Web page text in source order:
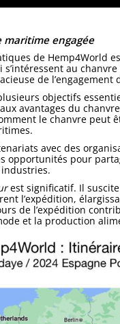
maritime engagée
de Hemp4World
s’intéressent au
de
objectifs
avantages du
le chanvre
avec des
opportunités pour
est significatif. Il
l’expédition,
de l’expédition
et la production